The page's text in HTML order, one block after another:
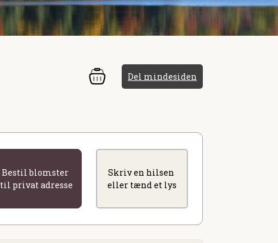
Del mindesiden
Bestil blomster
til privat adresse
Skriv en hilsen
eller tænd et lys